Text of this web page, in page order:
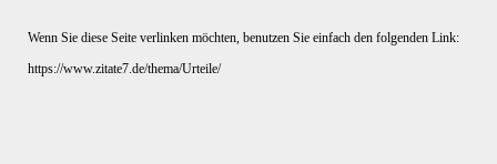
Wenn Sie diese Seite verlinken möchten, benutzen Sie einfach den folgenden Link:
https://www.zitate7.de/thema/Urteile/